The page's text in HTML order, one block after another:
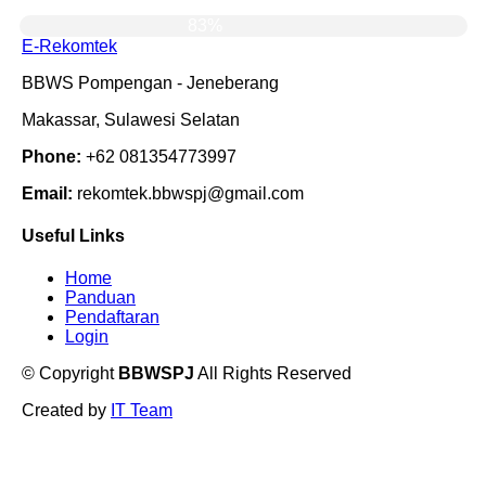
E-Rekomtek
BBWS Pompengan - Jeneberang
Makassar, Sulawesi Selatan
Phone: +62 081354773997
Email: rekomtek.bbwspj@gmail.com
Useful Links
Home
Panduan
Pendaftaran
Login
© Copyright BBWSPJ All Rights Reserved
Created by IT Team